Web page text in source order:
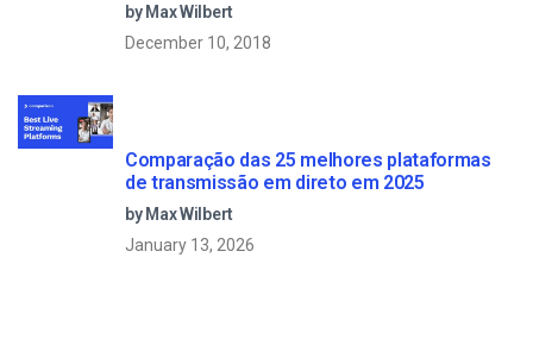
by Max Wilbert
December 10, 2018
Comparação das 25 melhores plataformas
de transmissão em direto em 2025
by Max Wilbert
January 13, 2026